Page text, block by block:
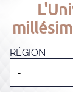
RÉGION